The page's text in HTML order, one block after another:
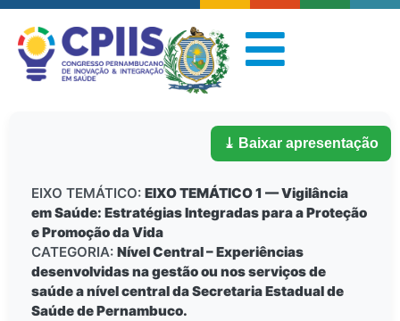
⤓ Baixar apresentação
EIXO TEMÁTICO: EIXO TEMÁTICO 1 — Vigilância
em Saúde: Estratégias Integradas para a Proteção
e Promoção da Vida
CATEGORIA: Nível Central – Experiências
desenvolvidas na gestão ou nos serviços de
saúde a nível central da Secretaria Estadual de
Saúde de Pernambuco.